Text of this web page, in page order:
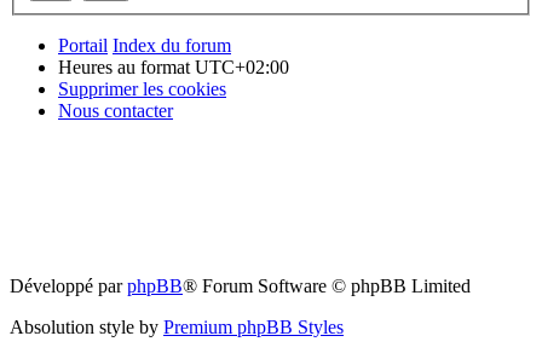
Portail Index du forum
Heures au format UTC+02:00
Supprimer les cookies
Nous contacter
Développé parphpBB® Forum Software © phpBB Limited
Absolution style by Premium phpBB Styles